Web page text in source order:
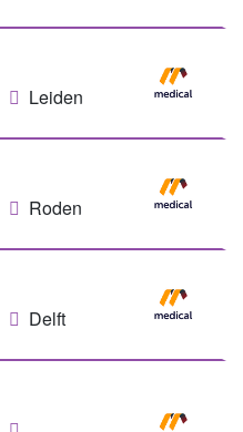
Leiden
Roden
Delft